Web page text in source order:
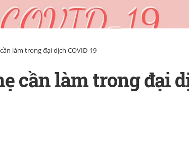
làm trong đại dịch COVID-19
cần làm trong đại